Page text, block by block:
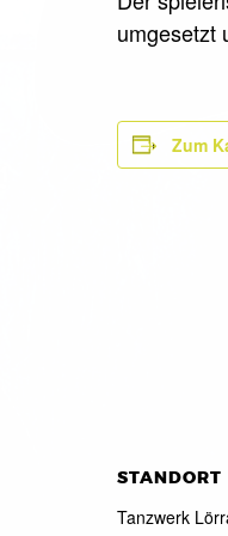
umgesetzt
Zum
STANDORT
Tanzwerk